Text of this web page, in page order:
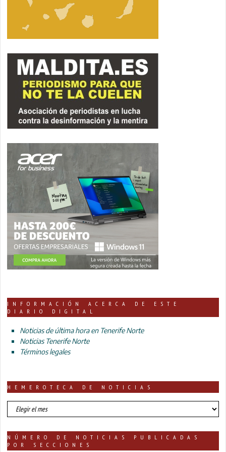
INFORMACIÓN ACERCA DE ESTE
DIARIO DIGITAL
Noticias de última hora en Tenerife Norte
Noticias Tenerife Norte
Términos legales
HEMEROTECA DE NOTICIAS
HEMEROTECA
DE
NÚMERO DE NOTICIAS PUBLICADAS
POR SECCIONES